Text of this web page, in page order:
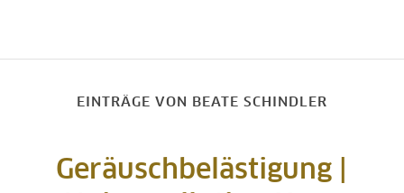
EINTRÄGE VON BEATE SCHINDLER
Geräuschbelästigung |